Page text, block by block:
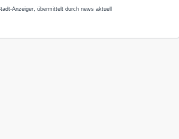
Anzeiger, übermittelt durch news aktuell